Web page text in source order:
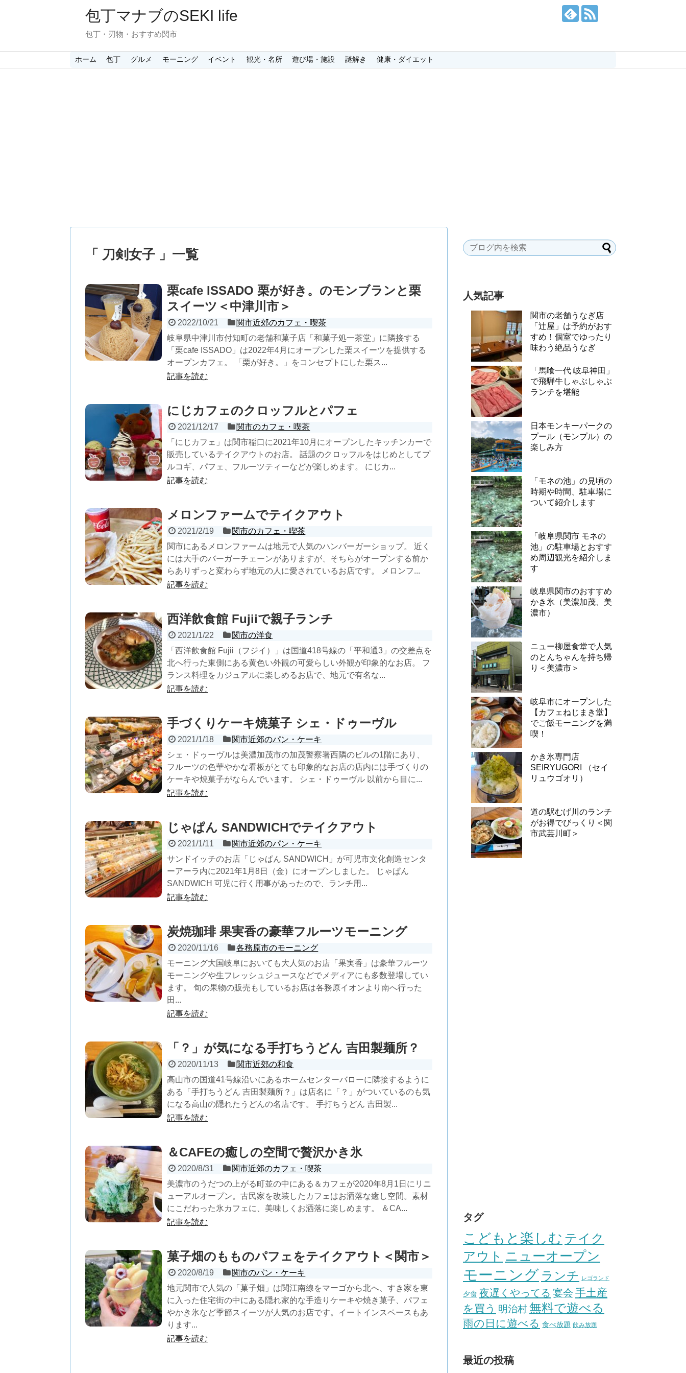
包丁マナブのSEKI life
包丁・刃物・おすすめ関市
ホーム 包丁 グルメ モーニング イベント 観光・名所 遊び場・施設 謎解き 健康・ダイエット
「 刀剣女子 」一覧
栗cafe ISSADO 栗が好き。のモンブランと栗
スイーツ＜中津川市＞
2022/10/21
関市近郊のカフェ・喫茶
岐阜県中津川市付知町の老舗和菓子店「和菓子処一茶堂」に隣接する
「栗cafe ISSADO」は2022年4月にオープンした栗スイーツを提供する
オープンカフェ。 「栗が好き。」をコンセプトにした栗ス...
記事を読む
にじカフェのクロッフルとパフェ
2021/12/17
関市のカフェ・喫茶
「にじカフェ」は関市稲口に2021年10月にオープンしたキッチンカーで
販売しているテイクアウトのお店。 話題のクロッフルをはじめとしてプ
ルコギ、パフェ、フルーツティーなどが楽しめます。 にじカ...
記事を読む
メロンファームでテイクアウト
2021/2/19
関市のカフェ・喫茶
関市にあるメロンファームは地元で人気のハンバーガーショップ。 近く
には大手のバーガーチェーンがありますが、そちらがオープンする前か
らありずっと変わらず地元の人に愛されているお店です。 メロンフ...
記事を読む
西洋飲食館 Fujiiで親子ランチ
2021/1/22
関市の洋食
「西洋飲食館 Fujii（フジイ）」は国道418号線の「平和通3」の交差点を
北へ行った東側にある黄色い外観の可愛らしい外観が印象的なお店。 フ
ランス料理をカジュアルに楽しめるお店で、地元で有名な...
記事を読む
手づくりケーキ焼菓子 シェ・ドゥーヴル
2021/1/18
関市近郊のパン・ケーキ
シェ・ドゥーヴルは美濃加茂市の加茂警察署西隣のビルの1階にあり、
フルーツの色華やかな看板がとても印象的なお店の店内には手づくりの
ケーキや焼菓子がならんでいます。 シェ・ドゥーヴル 以前から目に...
記事を読む
じゃぱん SANDWICHでテイクアウト
2021/1/11
関市近郊のパン・ケーキ
サンドイッチのお店「じゃぱん SANDWICH」が可児市文化創造センタ
ーアーラ内に2021年1月8日（金）にオープンしました。 じゃぱん
SANDWICH 可児に行く用事があったので、ランチ用...
記事を読む
炭焼珈琲 果実香の豪華フルーツモーニング
2020/11/16
各務原市のモーニング
モーニング大国岐阜においても大人気のお店「果実香」は豪華フルーツ
モーニングや生フレッシュジュースなどでメディアにも多数登場してい
ます。 旬の果物の販売もしているお店は各務原イオンより南へ行った
田...
記事を読む
「？」が気になる手打ちうどん 吉田製麺所？
2020/11/13
関市近郊の和食
高山市の国道41号線沿いにあるホームセンターバローに隣接するように
ある「手打ちうどん 吉田製麺所？」は店名に「？」がついているのも気
になる高山の隠れたうどんの名店です。 手打ちうどん 吉田製...
記事を読む
＆CAFEの癒しの空間で贅沢かき氷
2020/8/31
関市近郊のカフェ・喫茶
美濃市のうだつの上がる町並の中にある＆カフェが2020年8月1日にリニ
ューアルオープン。古民家を改装したカフェはお洒落な癒し空間。素材
にこだわった氷カフェに、美味しくお洒落に楽しめます。 ＆CA...
記事を読む
菓子畑のもものパフェをテイクアウト＜関市＞
2020/8/19
関市のパン・ケーキ
地元関市で人気の「菓子畑」は関江南線をマーゴから北へ、すき家を東
に入った住宅街の中にある隠れ家的な手造りケーキや焼き菓子、パフェ
やかき氷など季節スイーツが人気のお店です。イートインスペースもあ
ります...
記事を読む
人気記事
関市の老舗うなぎ店
「辻屋」は予約がおす
すめ！個室でゆったり
味わう絶品うなぎ
「馬喰一代 岐阜神田」
で飛騨牛しゃぶしゃぶ
ランチを堪能
日本モンキーパークの
プール（モンプル）の
楽しみ方
「モネの池」の見頃の
時期や時間、駐車場に
ついて紹介します
「岐阜県関市 モネの
池」の駐車場とおすす
め周辺観光を紹介しま
す
岐阜県関市のおすすめ
かき氷（美濃加茂、美
濃市）
ニュー柳屋食堂で人気
のとんちゃんを持ち帰
り＜美濃市＞
岐阜市にオープンした
【カフェねじまき堂】
でご飯モーニングを満
喫！
かき氷専門店
SEIRYUGORI （セイ
リュウゴオリ）
道の駅むげ川のランチ
がお得でびっくり＜関
市武芸川町＞
タグ
こどもと楽しむ テイク
アウト ニューオープン
モーニング ランチ レゴランド
夕食 夜遅くやってる 宴会 手土産
を買う 明治村無料で遊べる
雨の日に遊べる 食べ放題 飲み放題
最近の投稿